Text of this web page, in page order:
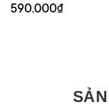
590.000₫